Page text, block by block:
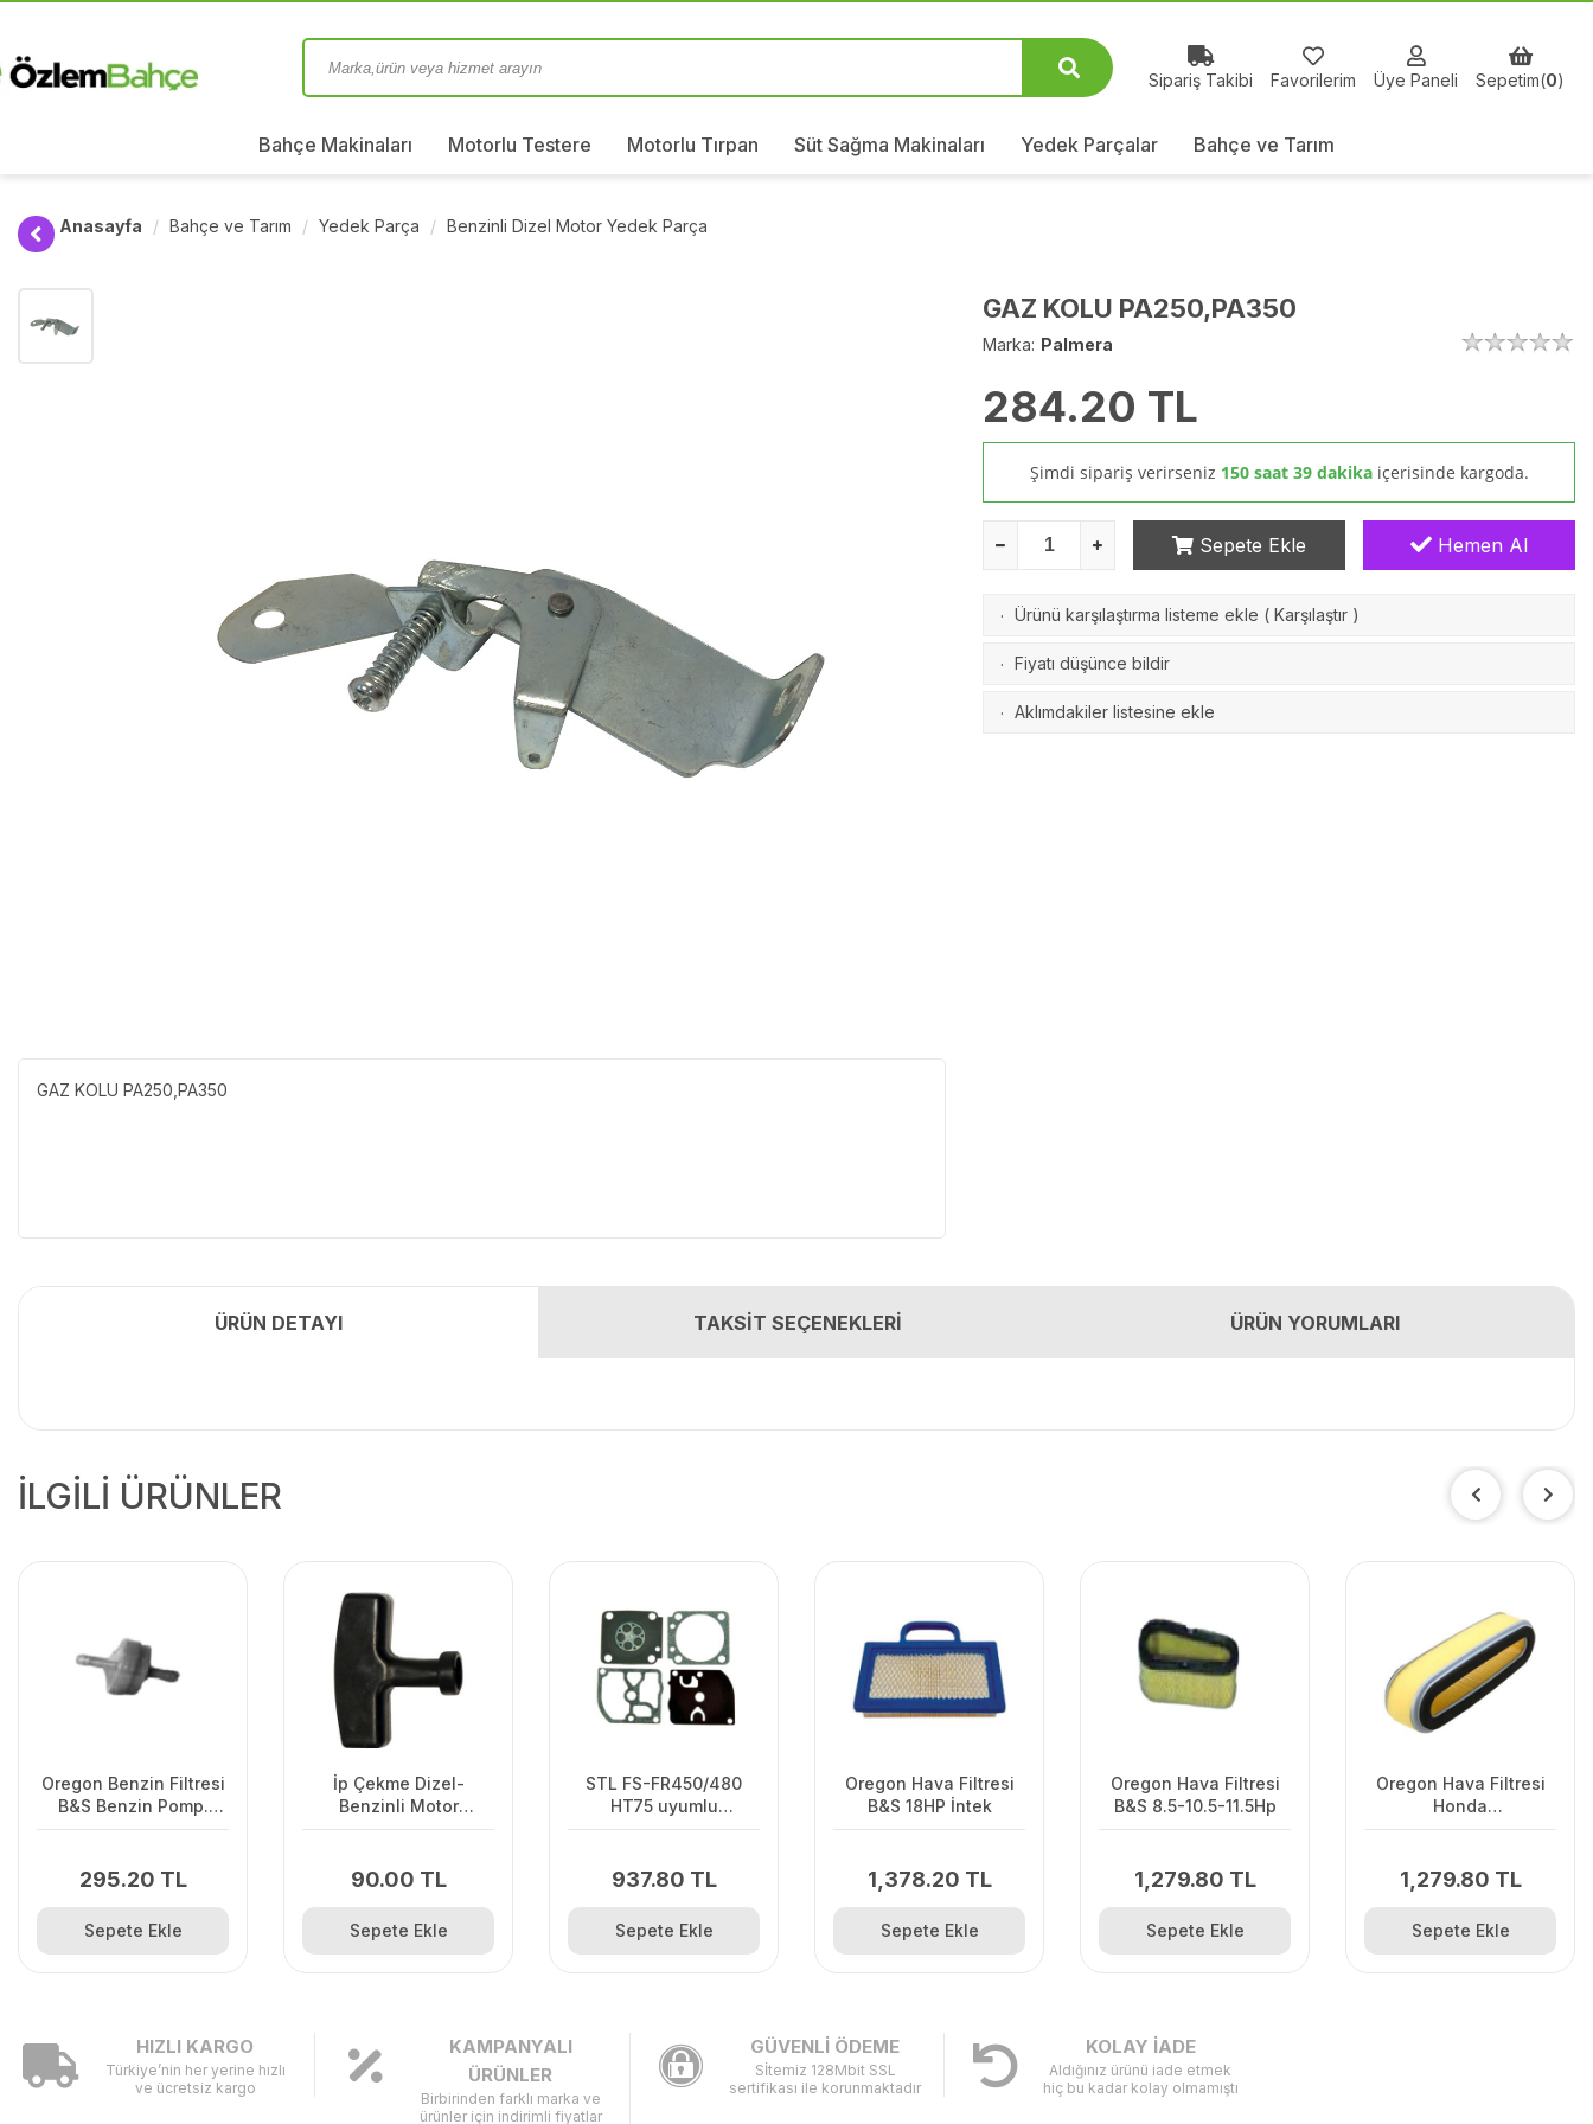
Sipariş Takibi Favorilerim Üye Paneli Sepetim(0)
Bahçe Makinaları Motorlu Testere Motorlu Tırpan Süt Sağma Makinaları Yedek Parçalar Bahçe ve Tarım
Anasayfa Bahçe ve Tarım Yedek Parça Benzinli Dizel Motor Yedek Parça
GAZ KOLU PA250,PA350
GAZ KOLU PA250,PA350
Marka: Palmera
284.20 TL
Şimdi sipariş verirseniz 150 saat 39 dakika içerisinde kargoda.
Sepete Ekle Hemen Al
· Ürünü karşılaştırma listeme ekle ( Karşılaştır )
· Fiyatı düşünce bildir
· Aklımdakiler listesine ekle
ÜRÜN DETAYI TAKSİT SEÇENEKLERİ ÜRÜN YORUMLARI
İLGİLİ ÜRÜNLER
Oregon Benzin Filtresi
B&S Benzin Pomp.
295.20 TL
Sepete Ekle
İp Çekme Dizel-
Benzinli Motor
90.00 TL
Sepete Ekle
STL FS-FR450/480
HT75 uyumlu
937.80 TL
Sepete Ekle
Oregon Hava Filtresi
B&S 18HP İntek
1,378.20 TL
Sepete Ekle
Oregon Hava Filtresi
B&S 8.5-10.5-11.5Hp
1,279.80 TL
Sepete Ekle
Oregon Hava Filtresi
Honda
1,279.80 TL
Sepete Ekle
HIZLI KARGO
Türkiye’nin her yerine hızlı
ve ücretsiz kargo
KAMPANYALI
ÜRÜNLER
Birbirinden farklı marka ve
ürünler için indirimli fiyatlar
GÜVENLİ ÖDEME
Sİtemiz 128Mbit SSL
sertifikası ile korunmaktadır
KOLAY İADE
Aldığınız ürünü iade etmek
hiç bu kadar kolay olmamıştı